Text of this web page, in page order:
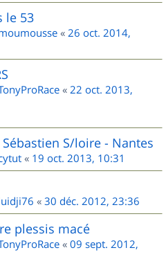
le 53
« 26 oct. 2014,
« 22 oct. 2013,
S/loire - Nantes
« 19 oct. 2013, 10:31
« 30 déc. 2012, 23:36
plessis macé
« 09 sept. 2012,